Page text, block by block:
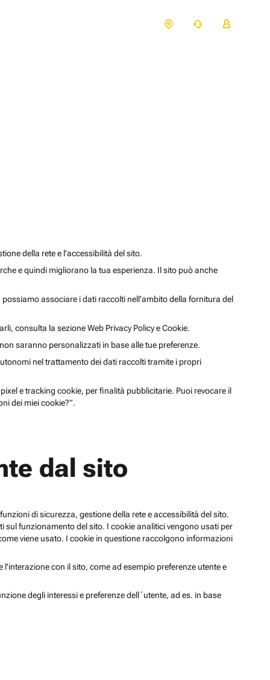
della rete e l’accessibilità del sito.
e quindi migliorano la tua esperienza. Il sito può anche
associare i dati raccolti nell’ambito della fornitura del
consulta la sezione Web Privacy Policy e Cookie.
saranno personalizzati in base alle tue preferenze.
nel trattamento dei dati raccolti tramite i propri
e tracking cookie, per finalità pubblicitarie. Puoi revocare il
dei miei cookie?”.
dal sito
di sicurezza, gestione della rete e accessibilità del sito.
funzionamento del sito. I cookie analitici vengono usati per
viene usato. I cookie in questione raccolgono informazioni
con il sito, come ad esempio preferenze utente e
degli interessi e preferenze dell´utente, ad es. in base